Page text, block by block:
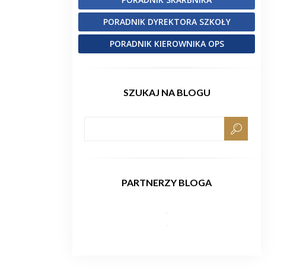
PORADNIK DYREKTORA SZKOŁY
PORADNIK KIEROWNIKA OPS
SZUKAJ NA BLOGU
PARTNERZY BLOGA